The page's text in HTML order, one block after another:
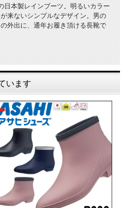
日本製レインブーツ。明るいカラー
来ないシンプルなデザイン。男の
外出に、通年お履き頂ける長靴で
います